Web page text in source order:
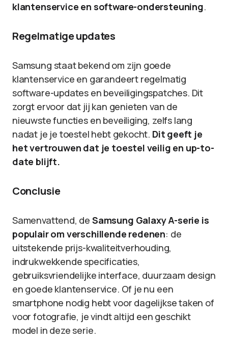
klantenservice en software-ondersteuning.
Regelmatige updates
Samsung staat bekend om zijn goede
klantenservice en garandeert regelmatig
software-updates en beveiligingspatches. Dit
zorgt ervoor dat jij kan genieten van de
nieuwste functies en beveiliging, zelfs lang
nadat je je toestel hebt gekocht. Dit geeft je
het vertrouwen dat je toestel veilig en up-to-
date blijft.
Conclusie
Samenvattend, de Samsung Galaxy A-serie is
populair om verschillende redenen: de
uitstekende prijs-kwaliteitverhouding,
indrukwekkende specificaties,
gebruiksvriendelijke interface, duurzaam design
en goede klantenservice. Of je nu een
smartphone nodig hebt voor dagelijkse taken of
voor fotografie, je vindt altijd een geschikt
model in deze serie.